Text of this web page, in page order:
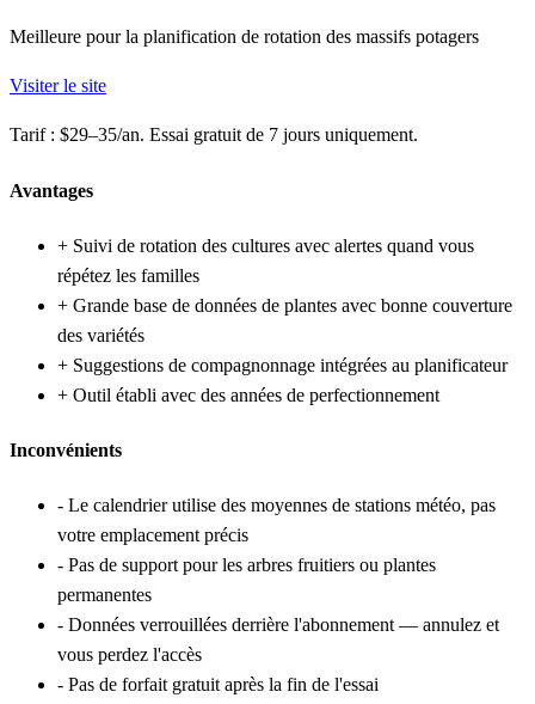
Meilleure pour la planification de rotation des massifs potagers
Visiter le site
Tarif : $29–35/an. Essai gratuit de 7 jours uniquement.
Avantages
+ Suivi de rotation des cultures avec alertes quand vous
répétez les familles
+ Grande base de données de plantes avec bonne couverture
des variétés
+ Suggestions de compagnonnage intégrées au planificateur
+ Outil établi avec des années de perfectionnement
Inconvénients
- Le calendrier utilise des moyennes de stations météo, pas
votre emplacement précis
- Pas de support pour les arbres fruitiers ou plantes
permanentes
- Données verrouillées derrière l'abonnement — annulez et
vous perdez l'accès
- Pas de forfait gratuit après la fin de l'essai